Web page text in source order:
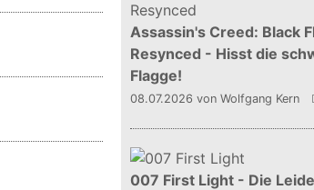
Assassin's Creed: Black
Resynced - Hisst die
Flagge!
08.07.2026 von Wolfgang Kern
007 First Light - Die